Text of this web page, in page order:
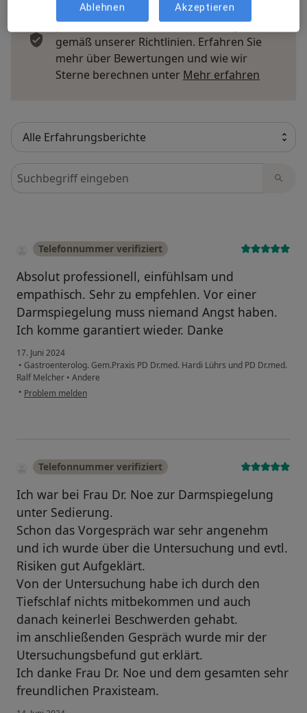
Jede einzelne Bewertungen ist wichtig. Wir
prüfen und moderieren Bewertungen
gemäß unserer Richtlinien. Erfahren Sie
mehr über Bewertungen und wie wir
Sterne berechnen unter Mehr erfahren
Bewertungen durchsuchen
Telefonnummer verifiziert
Absolut professionell, einfühlsam und
empathisch. Sehr zu empfehlen. Vor einer
Darmspiegelung muss niemand Angst haben.
Ich komme garantiert wieder. Danke
17. Juni 2024
• Gastroenterolog. Gem.Praxis PD Dr.med. Hardi Lührs und PD Dr.med.
Ralf Melcher • Andere
• Problem melden
Telefonnummer verifiziert
Ich war bei Frau Dr. Noe zur Darmspiegelung
unter Sedierung.
Schon das Vorgespräch war sehr angenehm
und ich wurde über die Untersuchung und evtl.
Risiken gut Aufgeklärt.
Von der Untersuchung habe ich durch den
Tiefschlaf nichts mitbekommen und auch
danach keinerlei Beschwerden gehabt.
im anschließenden Gespräch wurde mir der
Utersuchungsbefund gut erklärt.
Ich danke Frau Dr. Noe und dem gesamten sehr
freundlichen Praxisteam.
Ablehnen Akzeptieren